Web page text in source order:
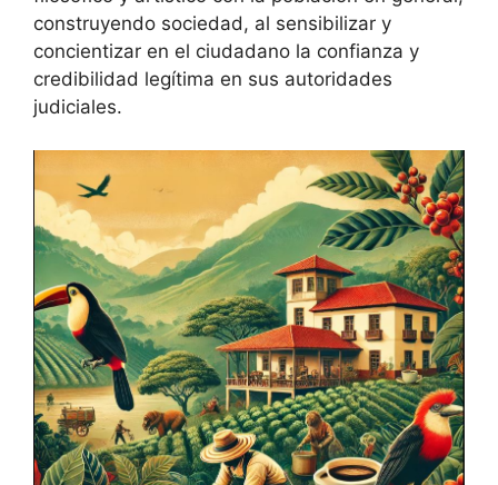
construyendo sociedad, al sensibilizar y
concientizar en el ciudadano la confianza y
credibilidad legítima en sus autoridades
judiciales.